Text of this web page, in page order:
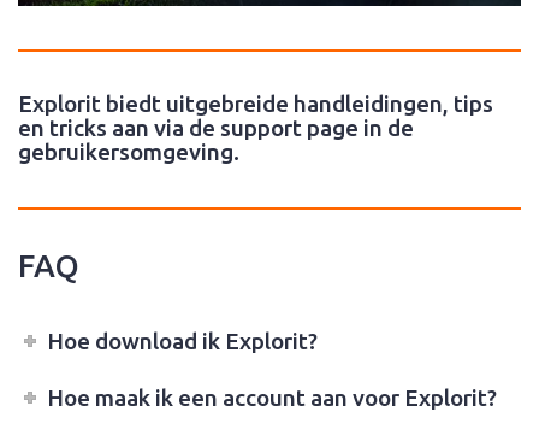
Explorit biedt uitgebreide handleidingen, tips
en tricks aan via de support page in de
gebruikersomgeving.
FAQ
Hoe download ik Explorit?
Hoe maak ik een account aan voor Explorit?